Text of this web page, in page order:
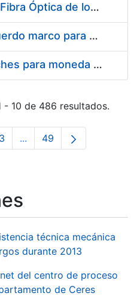
Conexión mediante Fibra Óptica de los Centros de Proceso de Datos (CPDs) de las sedes de la FNMT-RCM de Burgos y Madrid
Contratación de acuerdo marco para el Suministro de Material de Electricidad para la Fábrica Nacional de Moneda y Timbre-Real Casa de la Moneda en su centro de trabajo de Burgos
Suministro de estuches para moneda de 30 €
10 de 486 resultados.
Página
3 ...Páginas intermedias Use
Página
49
técnica mecánica
durante 2013
del centro de proceso
de Ceres